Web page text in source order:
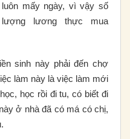
luôn mấy ngày, vì vậy số
lượng lương thực mua
sinh này phải đến chợ
làm này là việc làm mới
học rồi đi tu, có biết đi
ở nhà đã có má có chị,